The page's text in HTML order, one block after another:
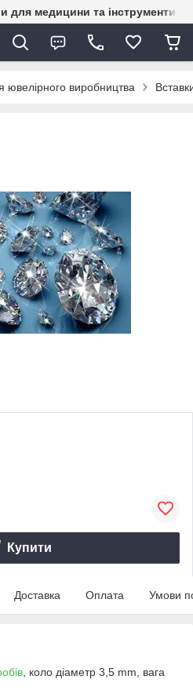
для медицини та інструменти
ювелірного виробництва
Купити
Доставка Оплата Умови
, коло діаметр 3,5 mm, вага